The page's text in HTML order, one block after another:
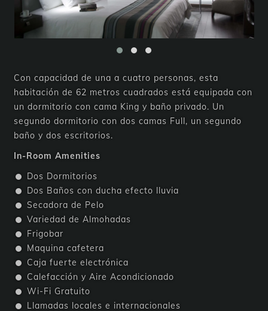
Con capacidad de una a cuatro personas, esta
habitación de 62 metros cuadrados está equipada con
un dormitorio con cama King y baño privado. Un
segundo dormitorio con dos camas Full, un segundo
baño y dos escritorios.
In-Room Amenities
Dos Dormitorios
Dos Baños con ducha efecto lluvia
Secadora de Pelo
Variedad de Almohadas
Frigobar
Maquina cafetera
Caja fuerte electrónica
Calefacción y Aire Acondicionado
Wi-Fi Gratuito
Llamadas locales e internacionales